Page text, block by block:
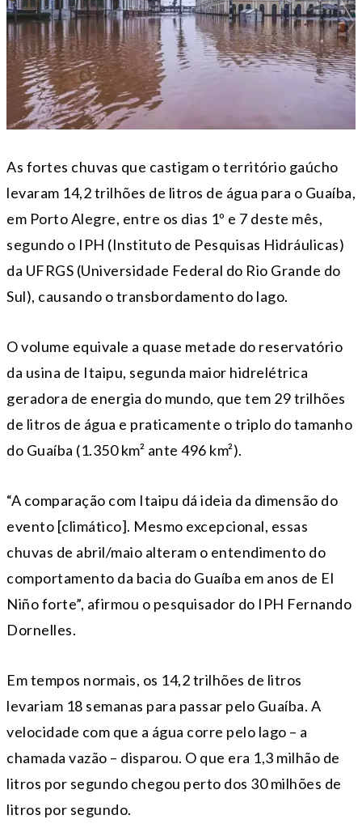
As fortes chuvas que castigam o território gaúcho
levaram 14,2 trilhões de litros de água para o Guaíba,
em Porto Alegre, entre os dias 1º e 7 deste mês,
segundo o IPH (Instituto de Pesquisas Hidráulicas)
da UFRGS (Universidade Federal do Rio Grande do
Sul), causando o transbordamento do lago.
O volume equivale a quase metade do reservatório
da usina de Itaipu, segunda maior hidrelétrica
geradora de energia do mundo, que tem 29 trilhões
de litros de água e praticamente o triplo do tamanho
do Guaíba (1.350 km² ante 496 km²).
“A comparação com Itaipu dá ideia da dimensão do
evento [climático]. Mesmo excepcional, essas
chuvas de abril/maio alteram o entendimento do
comportamento da bacia do Guaíba em anos de El
Niño forte”, afirmou o pesquisador do IPH Fernando
Dornelles.
Em tempos normais, os 14,2 trilhões de litros
levariam 18 semanas para passar pelo Guaíba. A
velocidade com que a água corre pelo lago – a
chamada vazão – disparou. O que era 1,3 milhão de
litros por segundo chegou perto dos 30 milhões de
litros por segundo.